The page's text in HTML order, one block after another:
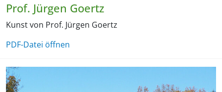
Prof. Jürgen Goertz
Kunst von Prof. Jürgen Goertz
PDF-Datei öffnen